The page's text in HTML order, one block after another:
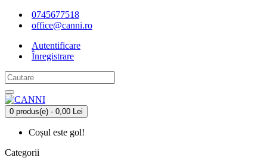
0745677518
office@canni.ro
Autentificare
Înregistrare
0 produs(e) - 0,00 Lei
Coșul este gol!
Categorii